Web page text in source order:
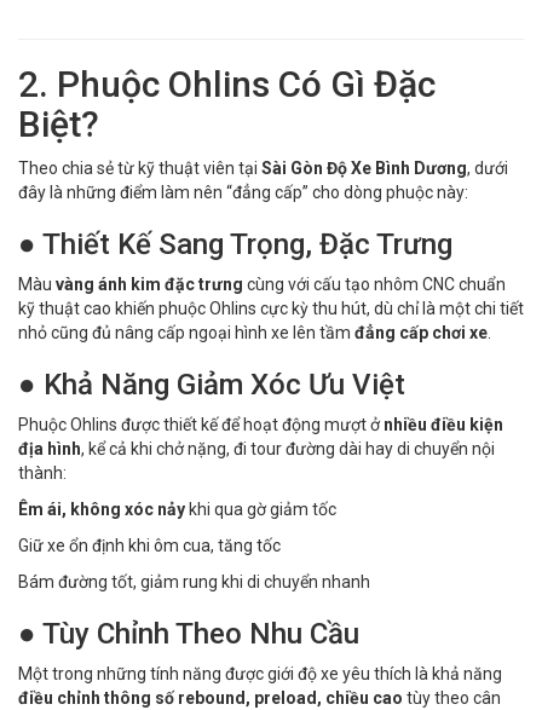
2. Phuộc Ohlins Có Gì Đặc
Biệt?
Theo chia sẻ từ kỹ thuật viên tại Sài Gòn Độ Xe Bình Dương, dưới
đây là những điểm làm nên “đẳng cấp” cho dòng phuộc này:
● Thiết Kế Sang Trọng, Đặc Trưng
Màu vàng ánh kim đặc trưng cùng với cấu tạo nhôm CNC chuẩn
kỹ thuật cao khiến phuộc Ohlins cực kỳ thu hút, dù chỉ là một chi tiết
nhỏ cũng đủ nâng cấp ngoại hình xe lên tầm đẳng cấp chơi xe
● Khả Năng Giảm Xóc Ưu Việt
Phuộc Ohlins được thiết kế để hoạt động mượt ởnhiều điều kiện
địa hình, kể cả khi chở nặng, đi tour đường dài hay di chuyển nội
thành:
Êm ái, không xóc nảykhi qua gờ giảm tốc
Giữ xe ổn định khi ôm cua, tăng tốc
Bám đường tốt, giảm rung khi di chuyển nhanh
● Tùy Chỉnh Theo Nhu Cầu
Một trong những tính năng được giới độ xe yêu thích là khả năng
điều chỉnh thông số rebound, preload, chiều cao tùy theo cân